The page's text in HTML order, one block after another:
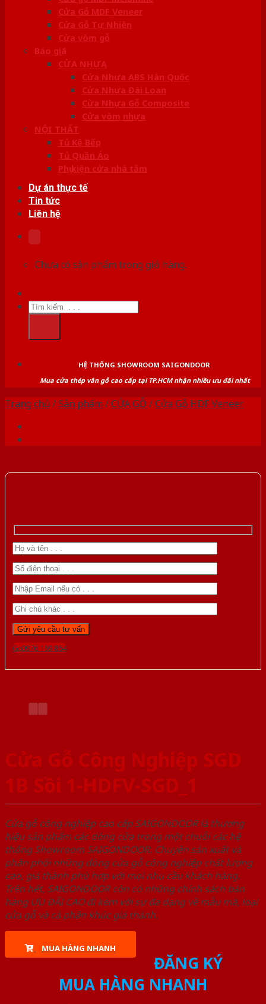
Cửa Gỗ MDF Veneer
Cửa Gỗ Tự Nhiên
Cửa vòm gỗ
Báo giá
CỬA NHỰA
Cửa Nhựa ABS Hàn Quốc
Cửa Nhựa Đài Loan
Cửa Nhựa Gỗ Composite
Cửa vòm nhựa
NỘI THẤT
Tủ Kệ Bếp
Tủ Quần Áo
Phụ kiện cửa nhà tắm
Dự án thực tế
Tin tức
Liên hệ
Chưa có sản phẩm trong giỏ hàng.
Tìm
kiếm:
HỆ THỐNG SHOWROOM SAIGONDOOR
Mua cửa thép vân gỗ cao cấp tại TP.HCM nhận nhiều ưu đãi nhất
Trang chủ /Sản phẩm /CỬA GỖ /Cửa Gỗ HDF Veneer
Gọi 0976.169.864
Cửa Gỗ Công Nghiệp SGD
1B Sồi 1-HDFV-SGD_1
Cửa gỗ công nghiệp cao cấp SAIGONDOOR là thương
hiệu sản phẩm các dòng cửa trong một chuỗi các hệ
thống Showroom SAIGONDOOR. Chuyên sản xuất và
phân phối những dòng cửa gỗ công nghiệp chất lượng
cao, giá thành phù hợp với mọi nhu cầu khách hàng.
Trên hết, SAIGONDOOR còn có những chính sách bán
hàng ƯU ĐÃI CAO đi kèm với sự đa dạng về mẫu mã, loại
cửa gỗ và cả phân khúc giá thành.
MUA HÀNG NHANH
ĐĂNG KÝ
MUA HÀNG NHANH